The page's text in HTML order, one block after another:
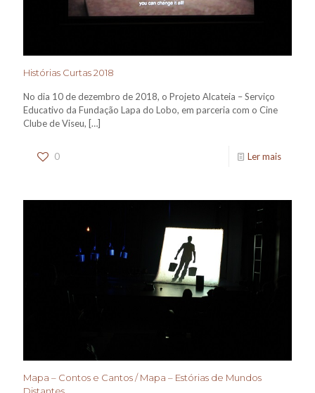
Histórias Curtas 2018
No dia 10 de dezembro de 2018, o Projeto Alcateia – Serviço
Educativo da Fundação Lapa do Lobo, em parceria com o Cine
Clube de Viseu, […]
0 Ler mais
Mapa – Contos e Cantos / Mapa – Estórias de Mundos